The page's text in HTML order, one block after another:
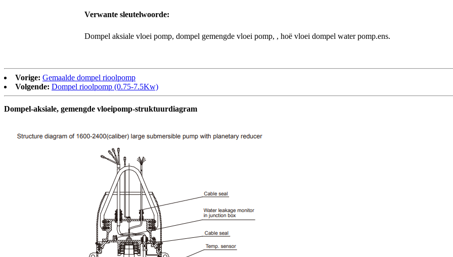
Verwante sleutelwoorde:
Dompel aksiale vloei pomp, dompel gemengde vloei pomp, , hoë vloei dompel water pomp.ens.
Vorige: Gemaalde dompel rioolpomp
Volgende: Dompel rioolpomp (0.75-7.5Kw)
Dompel-aksiale, gemengde vloeipomp-struktuurdiagram